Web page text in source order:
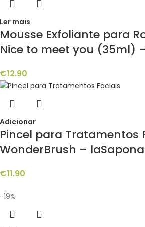
Ler mais
Mousse Exfoliante para
Nice to meet you (35ml)
€12.90
Adicionar
Pincel para Tratamentos
WonderBrush –
€11.90
-19%